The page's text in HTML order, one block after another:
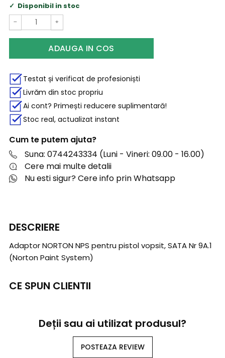
Disponibil in stoc
− +
ADAUGA IN COS
Testat și verificat de profesioniști
Livrăm din stoc propriu
Ai cont? Primești reducere suplimentară!
Stoc real, actualizat instant
Cum te putem ajuta?
Suna: 0744243334 (Luni - Vineri: 09.00 - 16.00)
Cere mai multe detalii
Nu esti sigur? Cere info prin Whatsapp
DESCRIERE
Adaptor NORTON NPS pentru pistol vopsit, SATA Nr 9A.1
(Norton Paint System)
CE SPUN CLIENTII
Deții sau ai utilizat produsul?
POSTEAZA REVIEW